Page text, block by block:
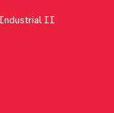
Industrial II